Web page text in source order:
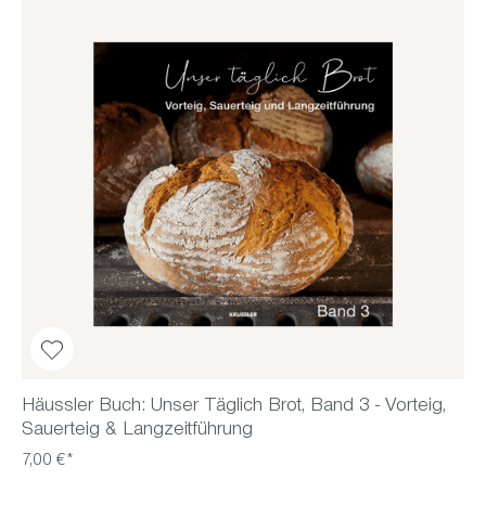
Häussler Buch: Unser Täglich Brot, Band 3 - Vorteig,
Sauerteig & Langzeitführung
7,00 €*